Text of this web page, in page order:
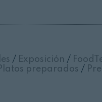
/ Exposición /
preparados /